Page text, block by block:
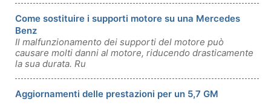
Come sostituire i supporti motore su una Mercedes
Benz
Il malfunzionamento dei supporti del motore può
causare molti danni al motore, riducendo drasticamente
la sua durata. Ru
Aggiornamenti delle prestazioni per un 5,7 GM